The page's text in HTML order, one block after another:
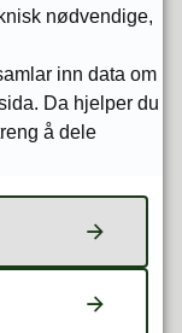
(5156)
dine
nødvendige,
inn data om
Da hjelper du
å dele